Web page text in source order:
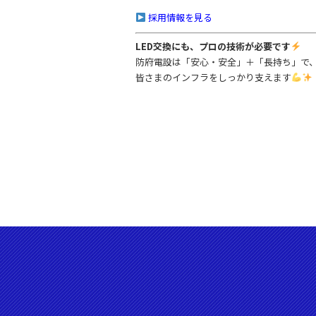
採用情報を見る
LED交換にも、プロの技術が必要です
防府電設は「安心・安全」＋「長持ち」で
皆さまのインフラをしっかり支えます